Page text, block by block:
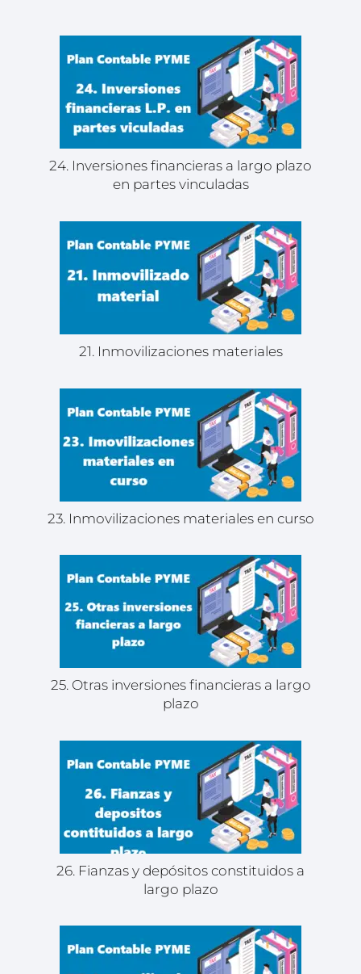
24. Inversiones financieras a largo plazo
en partes vinculadas
21. Inmovilizaciones materiales
23. Inmovilizaciones materiales en curso
25. Otras inversiones financieras a largo
plazo
26. Fianzas y depósitos constituidos a
largo plazo